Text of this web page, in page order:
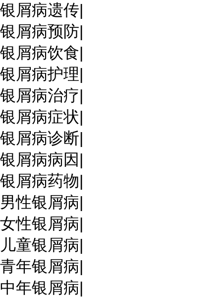
银屑病遗传|
银屑病预防|
银屑病饮食|
银屑病护理|
银屑病治疗|
银屑病症状|
银屑病诊断|
银屑病病因|
银屑病药物|
男性银屑病|
女性银屑病|
儿童银屑病|
青年银屑病|
中年银屑病|